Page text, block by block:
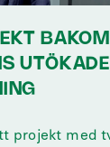
BAKOM
UTÖKADE
projekt med